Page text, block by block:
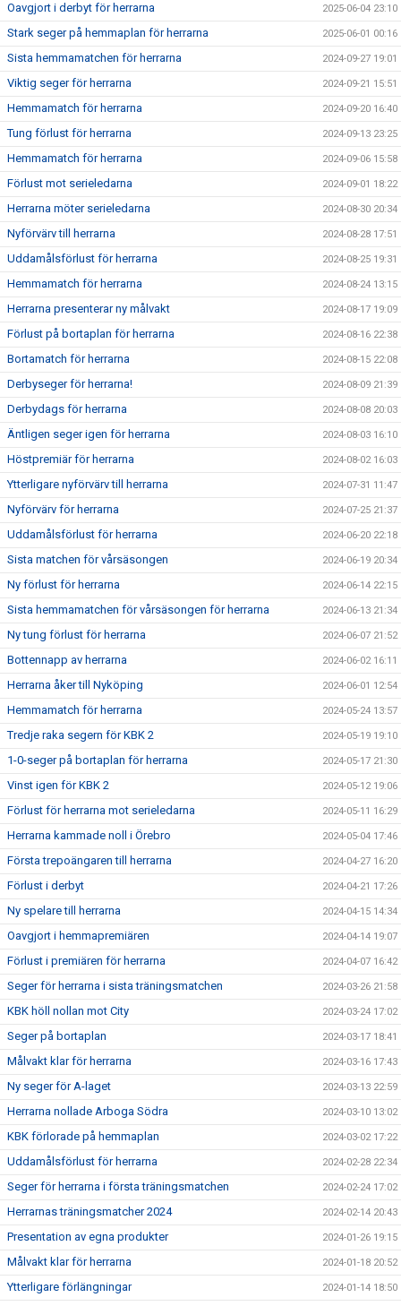
Oavgjort i derbyt för herrarna 2025-06-04 23:10
Stark seger på hemmaplan för herrarna 2025-06-01 00:16
Sista hemmamatchen för herrarna 2024-09-27 19:01
Viktig seger för herrarna 2024-09-21 15:51
Hemmamatch för herrarna 2024-09-20 16:40
Tung förlust för herrarna 2024-09-13 23:25
Hemmamatch för herrarna 2024-09-06 15:58
Förlust mot serieledarna 2024-09-01 18:22
Herrarna möter serieledarna 2024-08-30 20:34
Nyförvärv till herrarna 2024-08-28 17:51
Uddamålsförlust för herrarna 2024-08-25 19:31
Hemmamatch för herrarna 2024-08-24 13:15
Herrarna presenterar ny målvakt 2024-08-17 19:09
Förlust på bortaplan för herrarna 2024-08-16 22:38
Bortamatch för herrarna 2024-08-15 22:08
Derbyseger för herrarna! 2024-08-09 21:39
Derbydags för herrarna 2024-08-08 20:03
Äntligen seger igen för herrarna 2024-08-03 16:10
Höstpremiär för herrarna 2024-08-02 16:03
Ytterligare nyförvärv till herrarna 2024-07-31 11:47
Nyförvärv för herrarna 2024-07-25 21:37
Uddamålsförlust för herrarna 2024-06-20 22:18
Sista matchen för vårsäsongen 2024-06-19 20:34
Ny förlust för herrarna 2024-06-14 22:15
Sista hemmamatchen för vårsäsongen för herrarna 2024-06-13 21:34
Ny tung förlust för herrarna 2024-06-07 21:52
Bottennapp av herrarna 2024-06-02 16:11
Herrarna åker till Nyköping 2024-06-01 12:54
Hemmamatch för herrarna 2024-05-24 13:57
Tredje raka segern för KBK 2 2024-05-19 19:10
1-0-seger på bortaplan för herrarna 2024-05-17 21:30
Vinst igen för KBK 2 2024-05-12 19:06
Förlust för herrarna mot serieledarna 2024-05-11 16:29
Herrarna kammade noll i Örebro 2024-05-04 17:46
Första trepoängaren till herrarna 2024-04-27 16:20
Förlust i derbyt 2024-04-21 17:26
Ny spelare till herrarna 2024-04-15 14:34
Oavgjort i hemmapremiären 2024-04-14 19:07
Förlust i premiären för herrarna 2024-04-07 16:42
Seger för herrarna i sista träningsmatchen 2024-03-26 21:58
KBK höll nollan mot City 2024-03-24 17:02
Seger på bortaplan 2024-03-17 18:41
Målvakt klar för herrarna 2024-03-16 17:43
Ny seger för A-laget 2024-03-13 22:59
Herrarna nollade Arboga Södra 2024-03-10 13:02
KBK förlorade på hemmaplan 2024-03-02 17:22
Uddamålsförlust för herrarna 2024-02-28 22:34
Seger för herrarna i första träningsmatchen 2024-02-24 17:02
Herrarnas träningsmatcher 2024 2024-02-14 20:43
Presentation av egna produkter 2024-01-26 19:15
Målvakt klar för herrarna 2024-01-18 20:52
Ytterligare förlängningar 2024-01-14 18:50